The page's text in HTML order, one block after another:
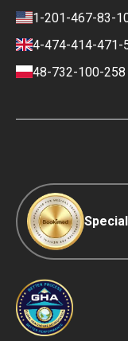
Karriere
Kontakte
Richtlinie überprüfen
Zahlungs- und
1-201-467-83-
4-474-414-471-
48-732-100-258